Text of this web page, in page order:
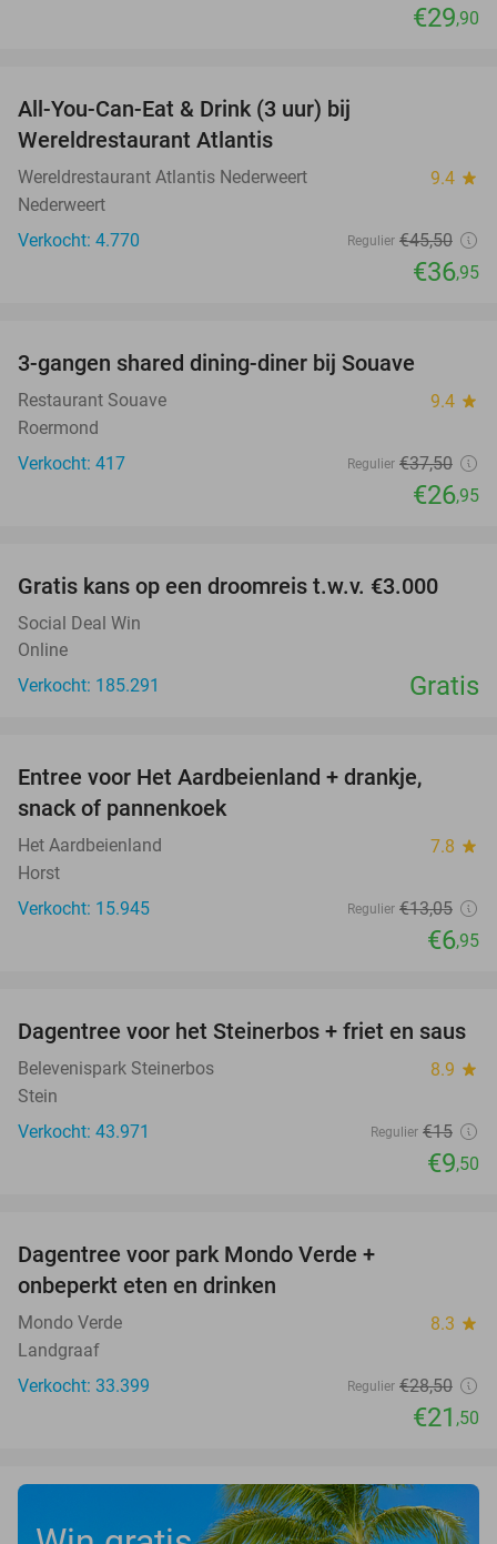
€29,90
All-You-Can-Eat & Drink (3 uur) bij
Wereldrestaurant Atlantis
Wereldrestaurant Atlantis Nederweert 9.4 star
Nederweert
Verkocht: 4.770
Regulier €45,50
€36,95
3-gangen shared dining-diner bij Souave
Restaurant Souave 9.4 star
Roermond
Verkocht: 417
Regulier €37,50
€26,95
Gratis kans op een droomreis t.w.v. €3.000
Social Deal Win
Online
Verkocht: 185.291
Gratis
Entree voor Het Aardbeienland + drankje,
snack of pannenkoek
Het Aardbeienland 7.8 star
Horst
Verkocht: 15.945
Regulier €13,05
€6,95
37%
Dagentree voor het Steinerbos + friet en saus
Belevenispark Steinerbos 8.9 star
Stein
Verkocht: 43.971
Regulier €15
€9,50
Dagentree voor park Mondo Verde +
onbeperkt eten en drinken
Mondo Verde 8.3 star
Landgraaf
Verkocht: 33.399
Regulier €28,50
€21 ,50